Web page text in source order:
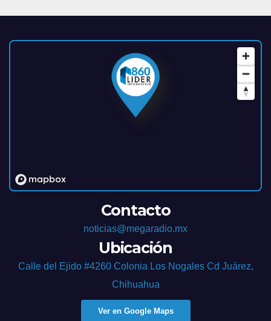
Contacto
noticias@megaradio.mx
Ubicación
Calle del Ejido #4260 Colonia Los Nogales Cd Juárez,
Chihuahua
Ver en Google Maps